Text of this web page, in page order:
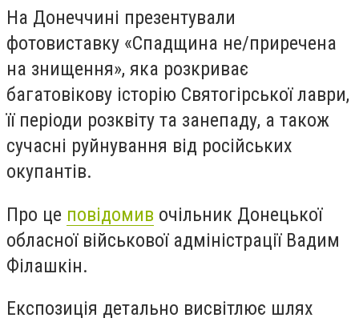
На Донеччині презентували
фотовиставку «Спадщина не/приречена
на знищення», яка розкриває
багатовікову історію Святогірської лаври,
її періоди розквіту та занепаду, а також
сучасні руйнування від російських
окупантів.
Про це повідомив очільник Донецької
обласної військової адміністрації Вадим
Філашкін.
Експозиція детально висвітлює шлях